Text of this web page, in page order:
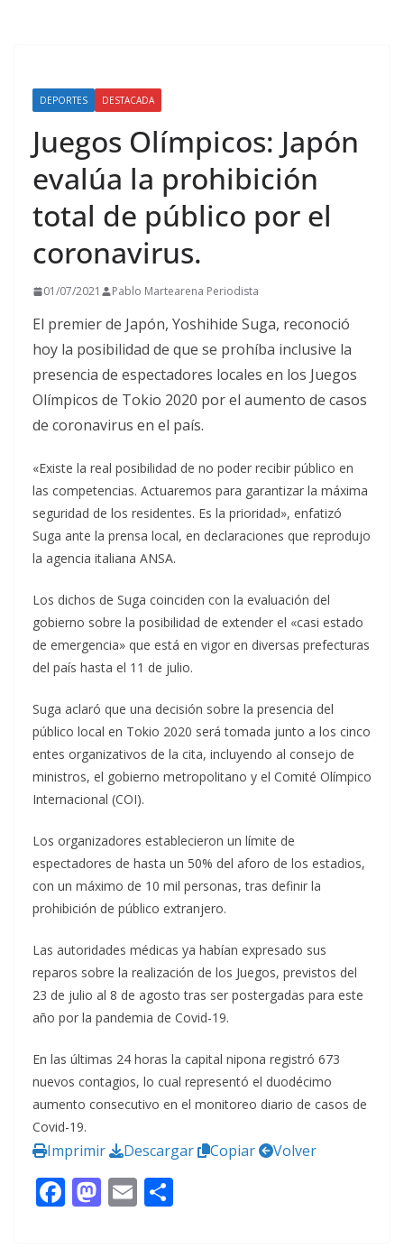
DEPORTES DESTACADA
Juegos Olímpicos: Japón
evalúa la prohibición
total de público por el
coronavirus.
01/07/2021 Pablo Martearena Periodista
El premier de Japón, Yoshihide Suga, reconoció
hoy la posibilidad de que se prohíba inclusive la
presencia de espectadores locales en los Juegos
Olímpicos de Tokio 2020 por el aumento de casos
de coronavirus en el país.
«Existe la real posibilidad de no poder recibir público en
las competencias. Actuaremos para garantizar la máxima
seguridad de los residentes. Es la prioridad», enfatizó
Suga ante la prensa local, en declaraciones que reprodujo
la agencia italiana ANSA.
Los dichos de Suga coinciden con la evaluación del
gobierno sobre la posibilidad de extender el «casi estado
de emergencia» que está en vigor en diversas prefecturas
del país hasta el 11 de julio.
Suga aclaró que una decisión sobre la presencia del
público local en Tokio 2020 será tomada junto a los cinco
entes organizativos de la cita, incluyendo al consejo de
ministros, el gobierno metropolitano y el Comité Olímpico
Internacional (COI).
Los organizadores establecieron un límite de
espectadores de hasta un 50% del aforo de los estadios,
con un máximo de 10 mil personas, tras definir la
prohibición de público extranjero.
Las autoridades médicas ya habían expresado sus
reparos sobre la realización de los Juegos, previstos del
23 de julio al 8 de agosto tras ser postergadas para este
año por la pandemia de Covid-19.
En las últimas 24 horas la capital nipona registró 673
nuevos contagios, lo cual representó el duodécimo
aumento consecutivo en el monitoreo diario de casos de
Covid-19.
Imprimir Descargar Copiar Volver
F M E